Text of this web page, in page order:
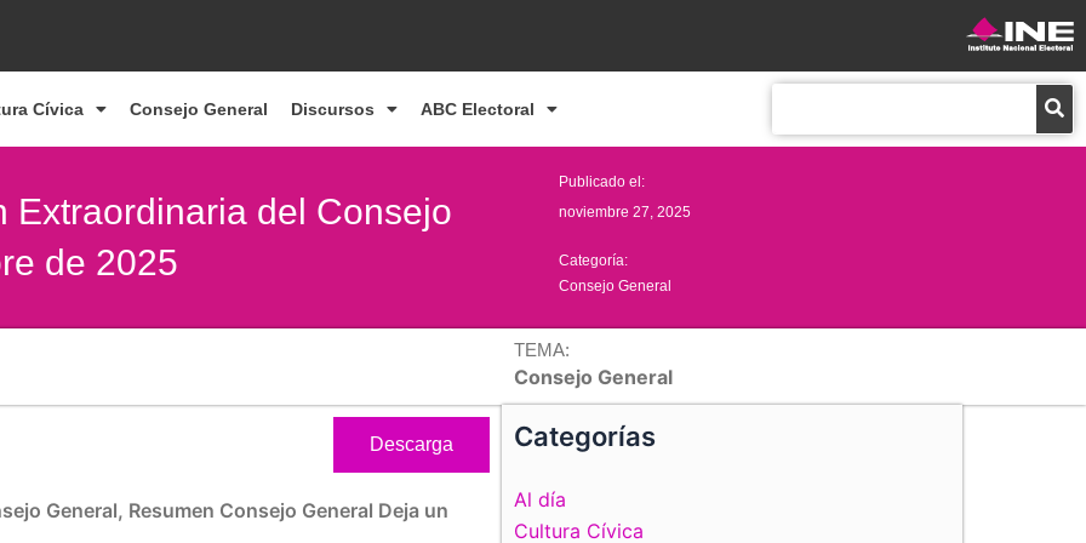
Cívica Consejo General Discursos ABC Electoral
Extraordinaria del Consejo
de 2025
Publicado el:
noviembre 27, 2025
Categoría:
Consejo General
TEMA:
Consejo General
Descarga
General, Resumen Consejo General Deja un
Categorías
Al día
Cultura Cívica